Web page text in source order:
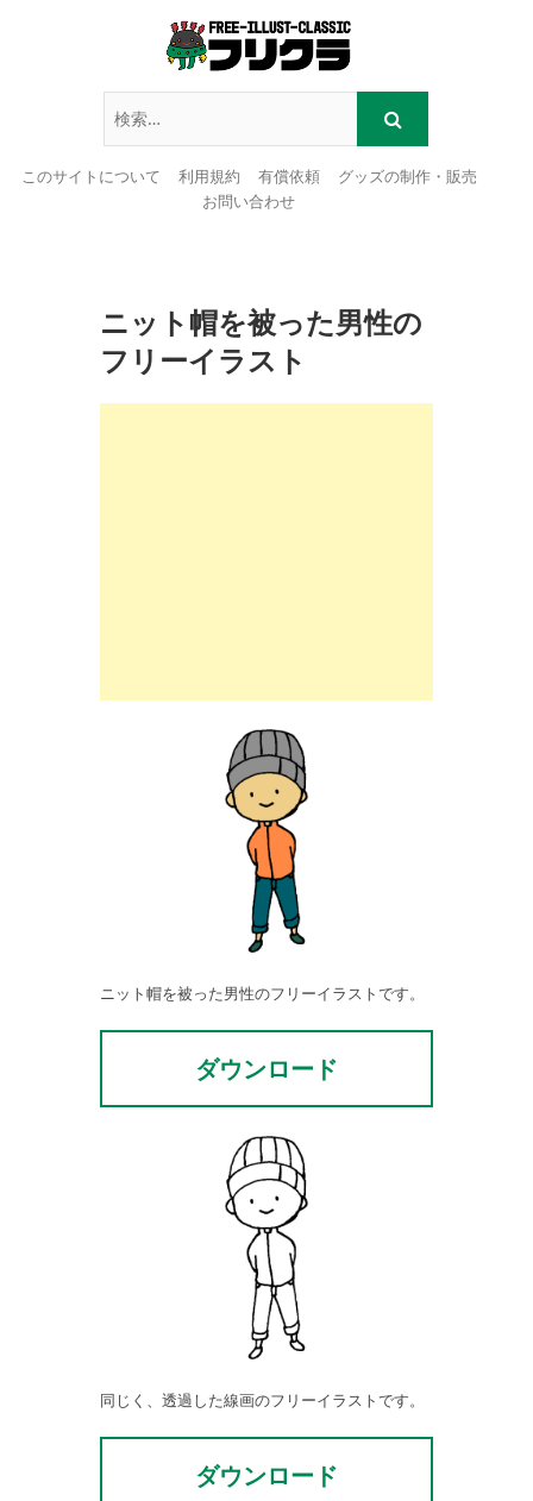
このサイトについて 利用規約 有償依頼
グッズの制作・販売
お問い合わせ
ニット帽を被った男性の
フリーイラスト
ニット帽を被った男性のフリーイラストです。
ダウンロード
同じく、透過した線画のフリーイラストです。
ダウンロード